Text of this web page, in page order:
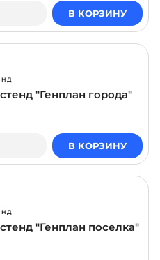
В КОРЗИНУ
"Генплан города"
В КОРЗИНУ
"Генплан поселка"